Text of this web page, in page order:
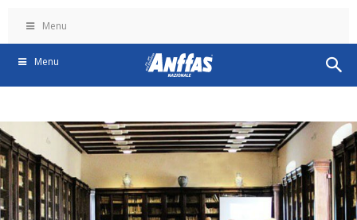
Menu
Menu